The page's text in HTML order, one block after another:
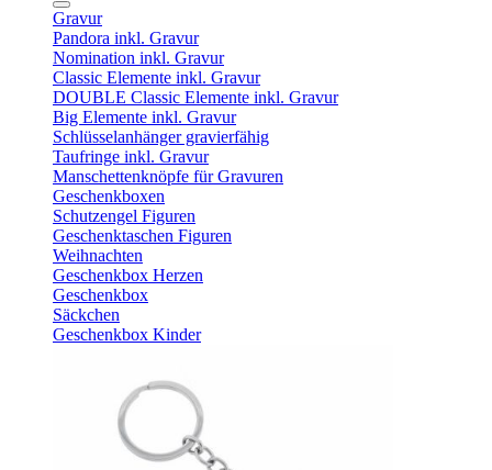
Gravur
Pandora inkl. Gravur
Nomination inkl. Gravur
Classic Elemente inkl. Gravur
DOUBLE Classic Elemente inkl. Gravur
Big Elemente inkl. Gravur
Schlüsselanhänger gravierfähig
Taufringe inkl. Gravur
Manschettenknöpfe für Gravuren
Geschenkboxen
Schutzengel Figuren
Geschenktaschen Figuren
Weihnachten
Geschenkbox Herzen
Geschenkbox
Säckchen
Geschenkbox Kinder